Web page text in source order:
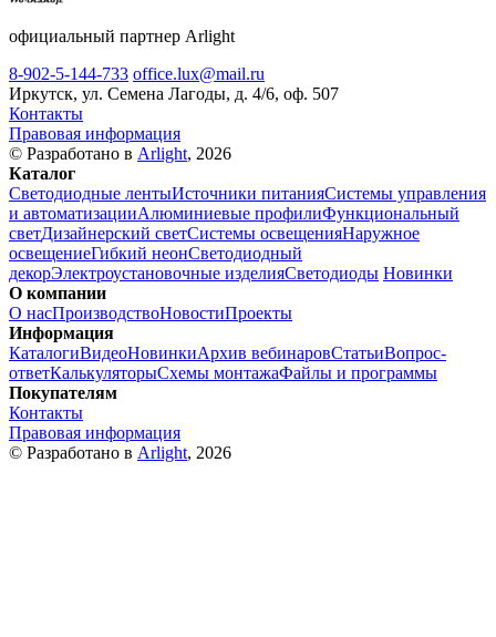
официальный партнер Arlight
8-902-5-144-733 office.lux@mail.ru
Иркутск, ул. Семена Лагоды, д. 4/6, оф. 507
Контакты
Правовая информация
© Разработано в Arlight, 2026
Каталог
Светодиодные лентыИсточники питанияСистемы управления
и автоматизацииАлюминиевые профилиФункциональный
светДизайнерский светСистемы освещенияНаружное
освещениеГибкий неонСветодиодный
декорЭлектроустановочные изделияСветодиоды Новинки
О компании
О насПроизводствоНовостиПроекты
Информация
КаталогиВидеоНовинкиАрхив вебинаровСтатьиВопрос-
ответКалькуляторыСхемы монтажаФайлы и программы
Покупателям
Контакты
Правовая информация
© Разработано в Arlight, 2026